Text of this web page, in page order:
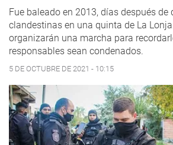
Fue baleado en 2013, días después
clandestinas en una quinta de La
organizarán una marcha para
responsables sean condenados.
5 DE OCTUBRE DE 2021 - 10:15